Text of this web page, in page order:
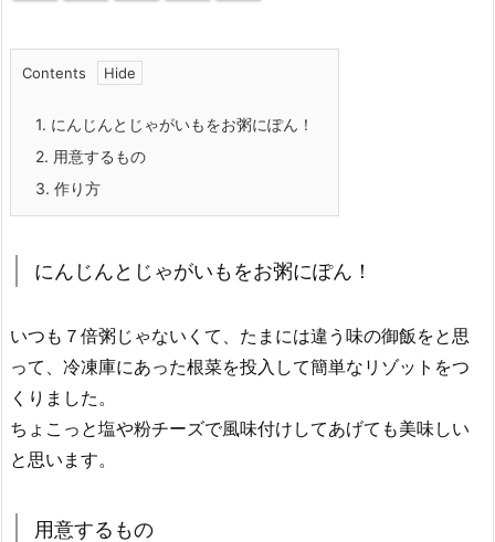
Contents
1. にんじんとじゃがいもをお粥にぽん！
2. 用意するもの
3. 作り方
にんじんとじゃがいもをお粥にぽん！
いつも７倍粥じゃないくて、たまには違う味の御飯をと思
って、冷凍庫にあった根菜を投入して簡単なリゾットをつ
くりました。
ちょこっと塩や粉チーズで風味付けしてあげても美味しい
と思います。
用意するもの